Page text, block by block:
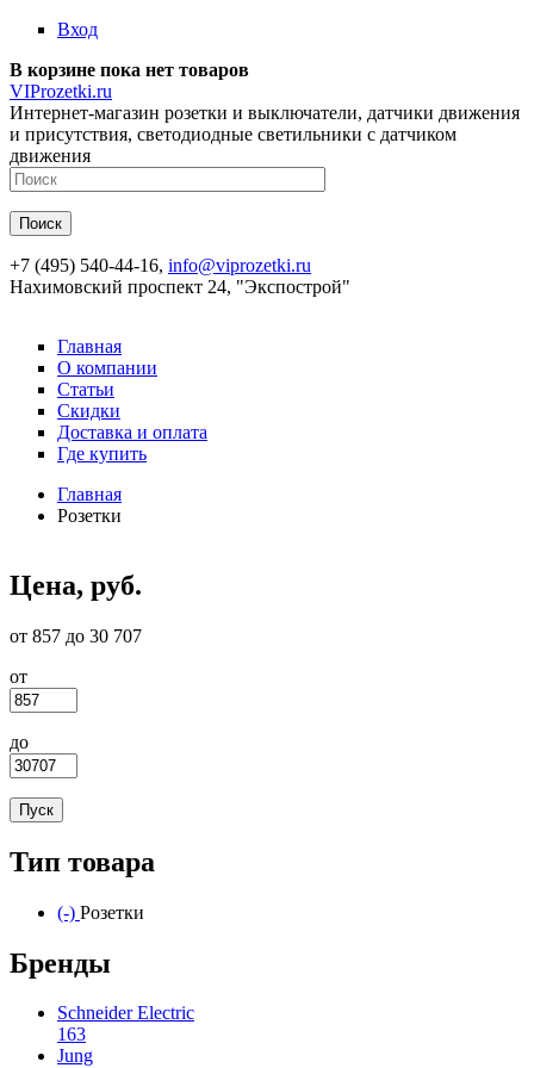
Перейти к основному содержанию
Вход
В корзине пока нет товаров
VIProzetki.ru
Интернет-магазин розетки и выключатели, датчики движения
и присутствия, светодиодные светильники с датчиком
движения
+7 (495) 540-44-16, info@viprozetki.ru
Нахимовский проспект 24, "Экспострой"
Главная
О компании
Статьи
Скидки
Доставка и оплата
Где купить
Главная
Розетки
Цена, руб.
от 857 до 30 707
от
до
Тип товара
(-) Remove Розетки filter
Розетки
Бренды
Schneider Electric
163
Apply Schneider Electric filter
Jung